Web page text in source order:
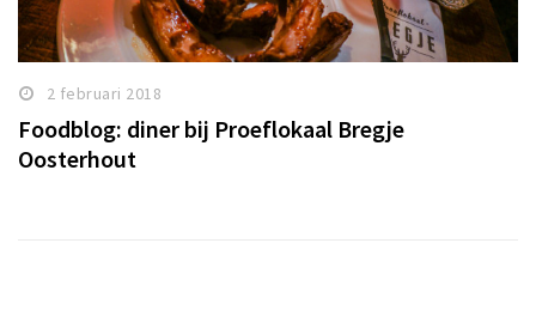
2 februari 2018
Foodblog: diner bij Proeflokaal Bregje
Oosterhout